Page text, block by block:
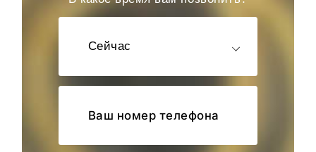
Сейчас